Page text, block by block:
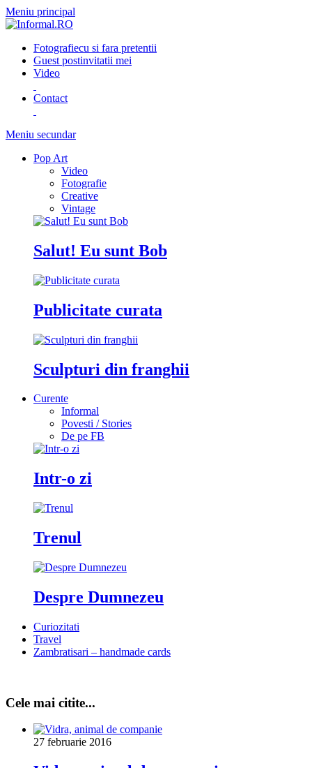
Meniu principal
Fotografiecu si fara pretentii
Guest postinvitatii mei
Video
Contact
Meniu secundar
Pop Art
Video
Fotografie
Creative
Vintage
Salut! Eu sunt Bob
Publicitate curata
Sculpturi din franghii
Curente
Informal
Povesti / Stories
De pe FB
Intr-o zi
Trenul
Despre Dumnezeu
Curiozitati
Travel
Zambratisari – handmade cards
Cele mai citite...
27 februarie 2016